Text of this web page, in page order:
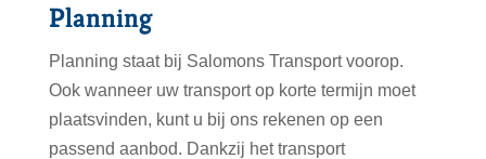
Planning
Planning staat bij Salomons Transport voorop.
Ook wanneer uw transport op korte termijn moet
plaatsvinden, kunt u bij ons rekenen op een
passend aanbod. Dankzij het transport